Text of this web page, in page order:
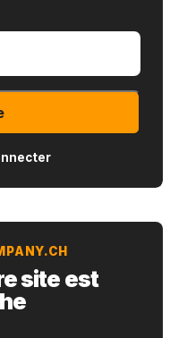
site est